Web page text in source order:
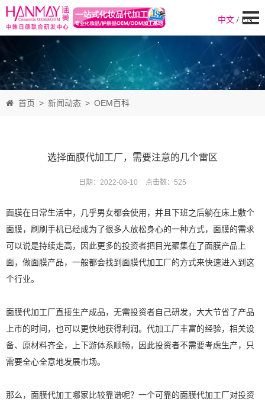
中文 / EN
首页 > 新闻动态 > OEM百科
选择面膜代加工厂，需要注意的几个雷区
日期：2022-08-10 点击数： 525
面膜在日常生活中，几乎男女都会使用，并且下班之后躺在床上敷个
面膜，刷刷手机已经成为了很多人放松身心的一种方式，面膜的需求
可以说是持续走高，因此更多的投资者把目光聚集在了面膜产品上
面，做面膜产品，一般都会找到面膜代加工厂的方式来快速进入到这
个行业。
面膜代加工厂直接生产成品，无需投资者自己研发，大大节省了产品
上市的时间，也可以更快地获得利润。代加工厂丰富的经验，相关设
备、原材料齐全，上下游体系顺畅，因此投资者不需要考虑生产，只
需要全心全意地发展市场。
那么，面膜代加工哪家比较靠谱呢？一个可靠的面膜代加工厂对投资